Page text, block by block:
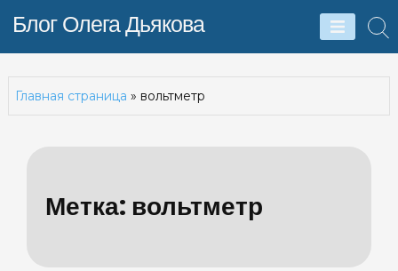
Блог Олега Дьякова
Главная страница » вольтметр
Метка: вольтметр